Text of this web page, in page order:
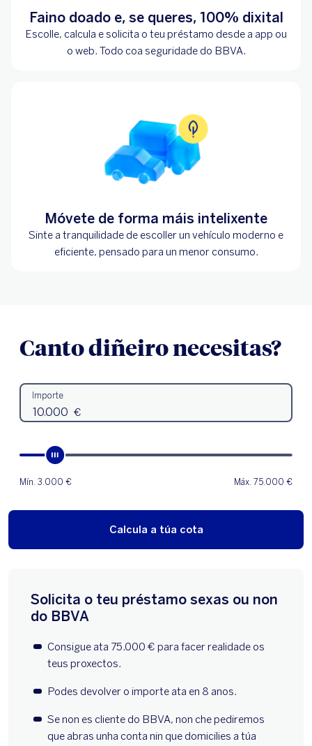
Faino doado e, se queres, 100% dixital
Escolle, calcula e solicita o teu préstamo desde a app ou
o web. Todo coa seguridade do BBVA.
Móvete de forma máis intelixente
Sinte a tranquilidade de escoller un vehículo moderno e
eficiente, pensado para un menor consumo.